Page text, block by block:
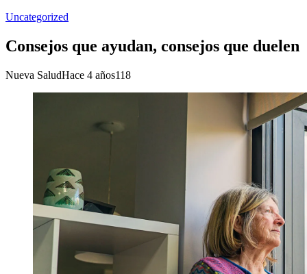
Uncategorized
Consejos que ayudan, consejos que duelen
Nueva SaludHace 4 años118